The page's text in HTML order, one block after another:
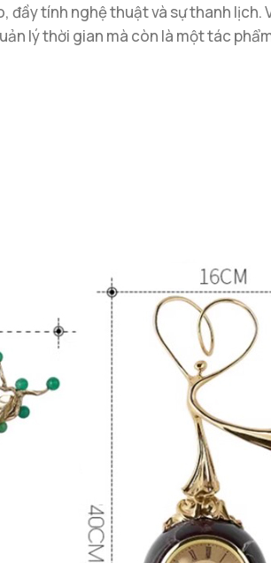
tính nghệ thuật và sự thanh
lý thời gian mà còn là một tác